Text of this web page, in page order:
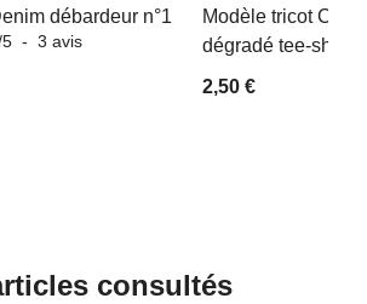
débardeur n°1
5 - 3 avis
Modèle tricot
dégradé tee-shirt
2,50 €
consultés